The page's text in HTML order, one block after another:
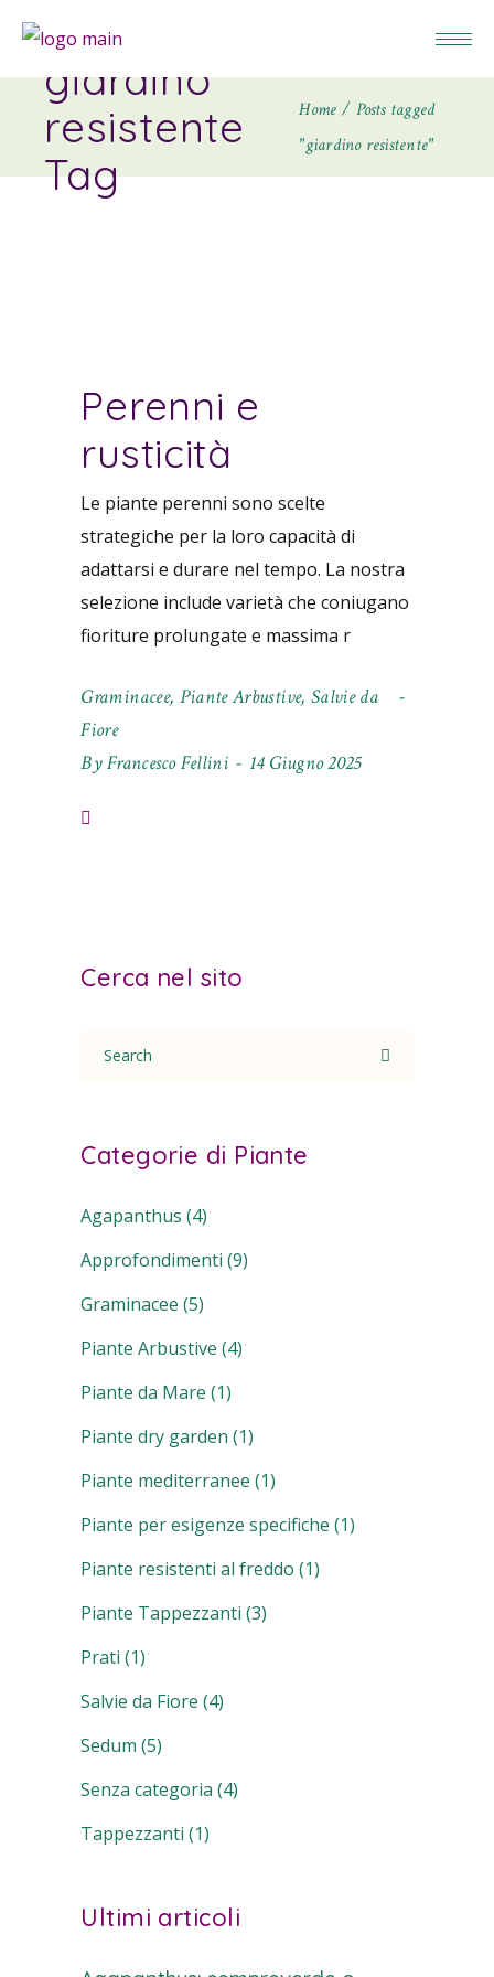
giardino
resistente
Tag
Home
Posts tagged
"giardino resistente"
Perenni e
rusticità
Le piante perenni sono scelte
strategiche per la loro capacità di
adattarsi e durare nel tempo. La nostra
selezione include varietà che coniugano
fioriture prolungate e massima r
Graminacee, Piante Arbustive, Salvie da
Fiore
ByFrancesco Fellini 14 Giugno 2025
Cerca nel sito
for:
Categorie di Piante
Agapanthus (4)
Approfondimenti (9)
Graminacee (5)
Piante Arbustive (4)
Piante da Mare (1)
Piante dry garden (1)
Piante mediterranee (1)
Piante per esigenze specifiche (1)
Piante resistenti al freddo (1)
Piante Tappezzanti (3)
Prati (1)
Salvie da Fiore (4)
Sedum (5)
Senza categoria (4)
Tappezzanti (1)
Ultimi articoli